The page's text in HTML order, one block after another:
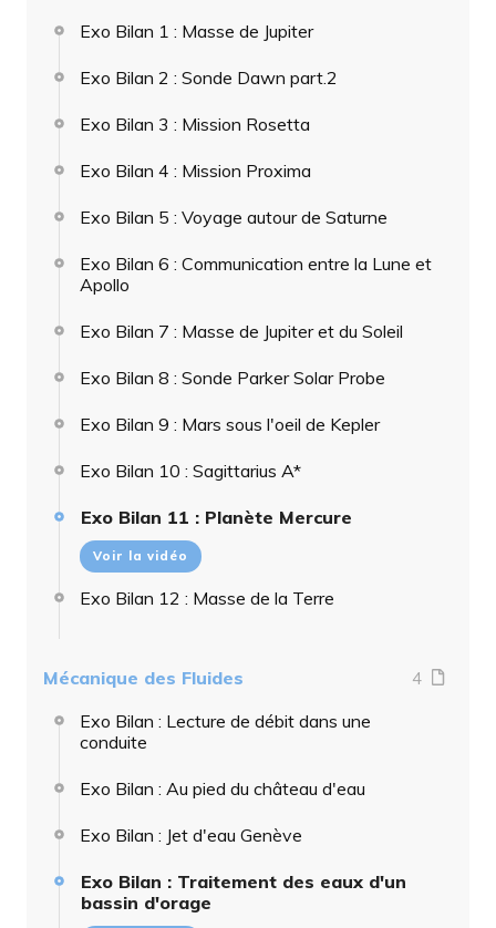
Exo Bilan 1 : Masse de Jupiter
Exo Bilan 2 : Sonde Dawn part.2
Exo Bilan 3 : Mission Rosetta
Exo Bilan 4 : Mission Proxima
Exo Bilan 5 : Voyage autour de Saturne
Exo Bilan 6 : Communication entre la Lune et
Apollo
Exo Bilan 7 : Masse de Jupiter et du Soleil
Exo Bilan 8 : Sonde Parker Solar Probe
Exo Bilan 9 : Mars sous l'oeil de Kepler
Exo Bilan 10 : Sagittarius A*
Exo Bilan 11 : Planète Mercure
Voir la vidéo
Exo Bilan 12 : Masse de la Terre
Mécanique des Fluides 4
Exo Bilan : Lecture de débit dans une
conduite
Exo Bilan : Au pied du château d'eau
Exo Bilan : Jet d'eau Genève
Exo Bilan : Traitement des eaux d'un
bassin d'orage